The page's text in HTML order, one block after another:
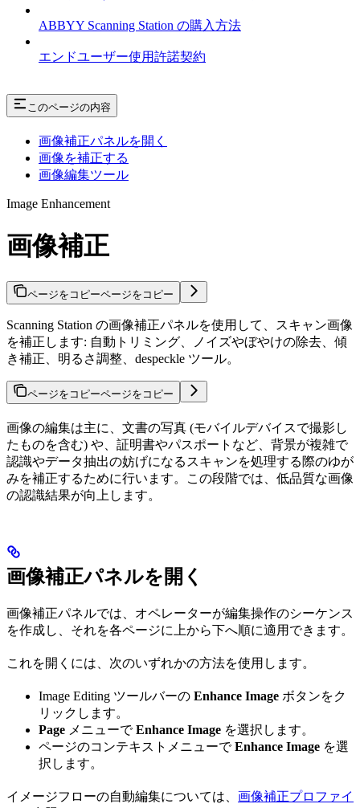
ABBYY Scanning Station の購入方法
エンドユーザー使用許諾契約
このページの内容
画像補正パネルを開く
画像を補正する
画像編集ツール
Image Enhancement
画像補正
ページをコピーページをコピー
Scanning Station の画像補正パネルを使用して、スキャン画像
を補正します: 自動トリミング、ノイズやぼやけの除去、傾
き補正、明るさ調整、despeckle ツール。
ページをコピーページをコピー
画像の編集は主に、文書の写真 (モバイルデバイスで撮影し
たものを含む) や、証明書やパスポートなど、背景が複雑で
認識やデータ抽出の妨げになるスキャンを処理する際のゆが
みを補正するために行います。この段階では、低品質な画像
の認識結果が向上します。
画像補正パネルを開く
画像補正パネルでは、オペレーターが編集操作のシーケンス
を作成し、それを各ページに上から下へ順に適用できます。
これを開くには、次のいずれかの方法を使用します。
Image Editing ツールバーの Enhance Image ボタンをク
リックします。
Page メニューでEnhance Image を選択します。
ページのコンテキストメニューでEnhance Image を選
択します。
イメージフローの自動編集については、 画像補正プロファイ